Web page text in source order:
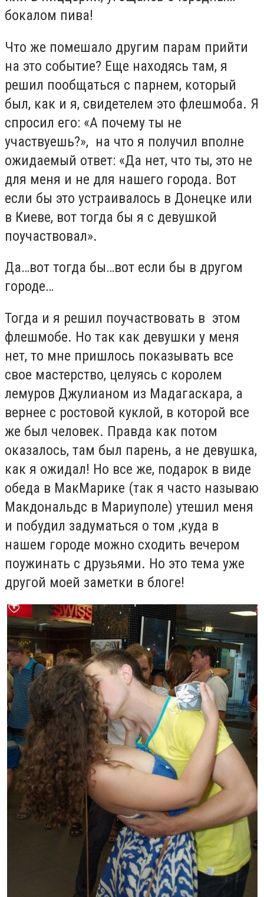
бокалом пива!
Что же помешало другим парам прийти
на это событие? Еще находясь там, я
решил пообщаться с парнем, который
был, как и я, свидетелем это флешмоба. Я
спросил его: «А почему ты не
участвуешь?», на что я получил вполне
ожидаемый ответ: «Да нет, что ты, это не
для меня и не для нашего города. Вот
если бы это устраивалось в Донецке или
в Киеве, вот тогда бы я с девушкой
поучаствовал».
Да…вот тогда бы…вот если бы в другом
городе…
Тогда и я решил поучаствовать в этом
флешмобе. Но так как девушки у меня
нет, то мне пришлось показывать все
свое мастерство, целуясь с королем
лемуров Джулианом из Мадагаскара, а
вернее с ростовой куклой, в которой все
же был человек. Правда как потом
оказалось, там был парень, а не девушка,
как я ожидал! Но все же, подарок в виде
обеда в МакМарике (так я часто называю
Макдональдс в Мариуполе) утешил меня
и побудил задуматься о том ,куда в
нашем городе можно сходить вечером
поужинать с друзьями. Но это тема уже
другой моей заметки в блоге!